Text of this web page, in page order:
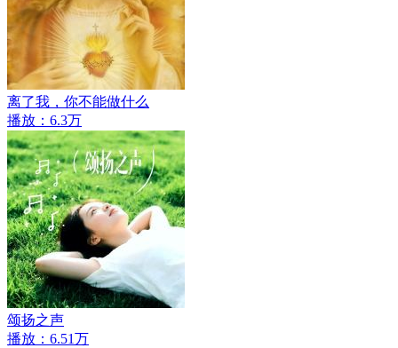
离了我，你不能做什么
播放：6.3万
颂扬之声
播放：6.51万